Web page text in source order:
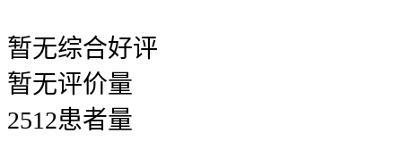
暂无综合好评
暂无评价量
2512患者量